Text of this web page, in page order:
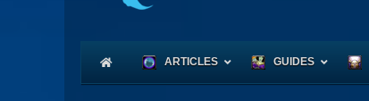
ARTICLES GUIDES